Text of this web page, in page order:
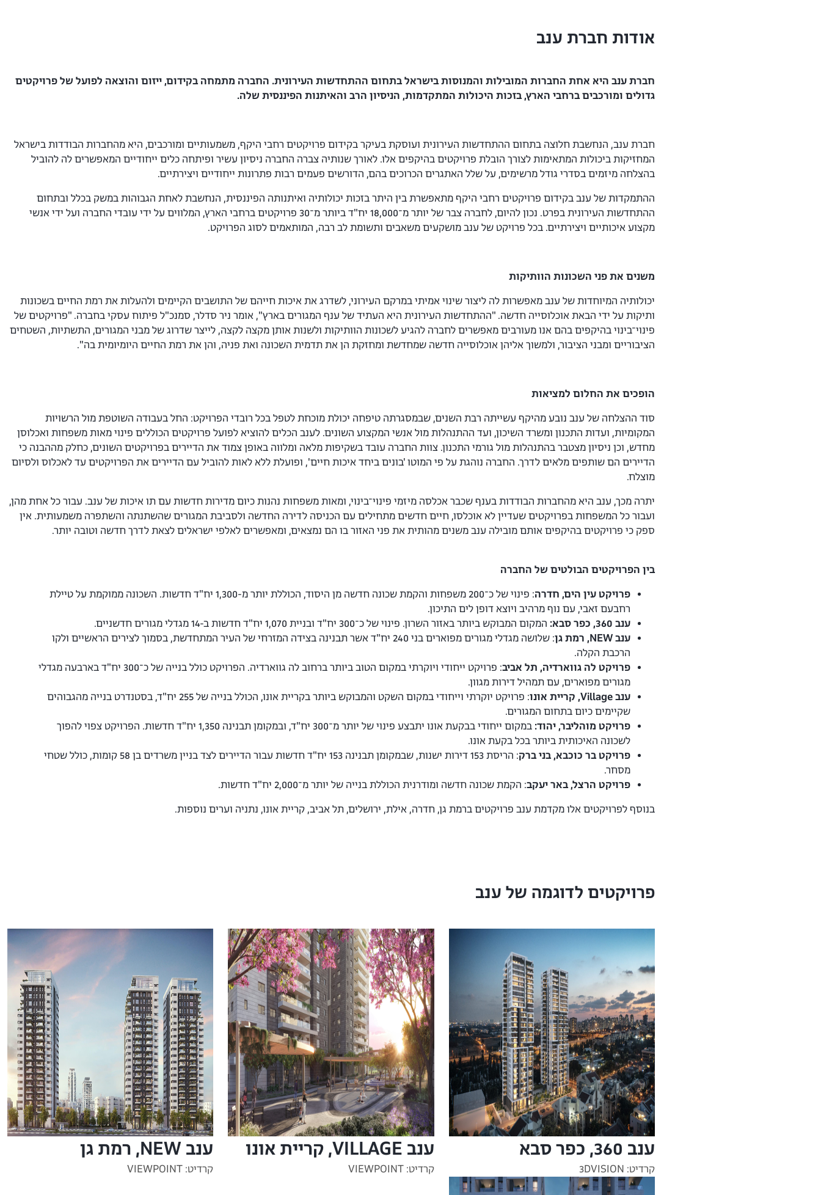
אודות חברת ענב
חברת ענב היא אחת החברות המובילות והמנוסות בישראל בתחום ההתחדשות העירונית. החברה מתמחה בקידום, ייזום והוצאה לפועל של פרויקטים
גדולים ומורכבים ברחבי הארץ, בזכות היכולות המתקדמות, הניסיון הרב והאיתנות הפיננסית שלה.
חברת ענב, הנחשבת חלוצה בתחום ההתחדשות העירונית ועוסקת בעיקר בקידום פרויקטים רחבי היקף, משמעותיים ומורכבים, היא מהחברות הבודדות בישראל
המחזיקות ביכולות המתאימות לצורך הובלת פרויקטים בהיקפים אלו. לאורך שנותיה צברה החברה ניסיון עשיר ופיתחה כלים ייחודיים המאפשרים לה להוביל
בהצלחה מיזמים בסדרי גודל מרשימים, על שלל האתגרים הכרוכים בהם, הדורשים פעמים רבות פתרונות ייחודיים ויצירתיים.
ההתמקדות של ענב בקידום פרויקטים רחבי היקף מתאפשרת בין היתר בזכות יכולותיה ואיתנותה הפיננסית, הנחשבת לאחת הגבוהות במשק בכלל ובתחום
ההתחדשות העירונית בפרט. נכון להיום, לחברה צבר של יותר מ־18,000 יח"ד ביותר מ־30 פרויקטים ברחבי הארץ, המלווים על ידי עובדי החברה ועל ידי אנשי
מקצוע איכותיים ויצירתיים. בכל פרויקט של ענב מושקעים משאבים ותשומת לב רבה, המותאמים לסוג הפרויקט.
משנים את פני השכונות הוותיקות
יכולותיה המיוחדות של ענב מאפשרות לה ליצור שינוי אמיתי במרקם העירוני, לשדרג את איכות חייהם של התושבים הקיימים ולהעלות את רמת החיים בשכונות
ותיקות על ידי הבאת אוכלוסייה חדשה. "ההתחדשות העירונית היא העתיד של ענף המגורים בארץ", אומר ניר סדלר, סמנכ"ל פיתוח עסקי בחברה. "פרויקטים של
פינוי־בינוי בהיקפים בהם אנו מעורבים מאפשרים לחברה להגיע לשכונות הוותיקות ולשנות אותן מקצה לקצה, לייצר שדרוג של מבני המגורים, התשתיות, השטחים
הציבוריים ומבני הציבור, ולמשוך אליהן אוכלוסייה חדשה שמחדשת ומחזקת הן את תדמית השכונה ואת פניה, והן את רמת החיים היומיומית בה".
הופכים את החלום למציאות
סוד ההצלחה של ענב נובע מהיקף עשייתה רבת השנים, שבמסגרתה טיפחה יכולת מוכחת לטפל בכל רובדי הפרויקט: החל בעבודה השוטפת מול הרשויות
המקומיות, ועדות התכנון ומשרד השיכון, ועד ההתנהלות מול אנשי המקצוע השונים. לענב הכלים להוציא לפועל פרויקטים הכוללים פינוי מאות משפחות ואכלוסן
מחדש, וכן ניסיון מצטבר בהתנהלות מול גורמי התכנון. צוות החברה עובד בשקיפות מלאה ומלווה באופן צמוד את הדיירים בפרויקטים השונים, כחלק מההבנה כי
הדיירים הם שותפים מלאים לדרך. החברה נוהגת על פי המוטו 'בונים ביחד איכות חיים', ופועלת ללא לאות להוביל עם הדיירים את הפרויקטים עד לאכלוס ולסיום
מוצלח.
יתרה מכך, ענב היא מהחברות הבודדות בענף שכבר אכלסה מיזמי פינוי־בינוי, ומאות משפחות נהנות כיום מדירות חדשות עם תו איכות של ענב. עבור כל אחת מהן,
ועבור כל המשפחות בפרויקטים שעדיין לא אוכלסו, חיים חדשים מתחילים עם הכניסה לדירה החדשה ולסביבת המגורים שהשתנתה והשתפרה משמעותית. אין
ספק כי פרויקטים בהיקפים אותם מובילה ענב משנים מהותית את פני האזור בו הם נמצאים, ומאפשרים לאלפי ישראלים לצאת לדרך חדשה וטובה יותר.
בין הפרויקטים הבולטים של החברה
פרויקט עין הים, חדרה
: פינוי של כ־200 משפחות והקמת שכונה חדשה מן היסוד, הכוללת יותר מ-1,300 יח"ד חדשות. השכונה ממוקמת על טיילת
רחבעם זאבי, עם נוף מרהיב ויוצא דופן לים התיכון.
ענב 360, כפר סבא:
המקום המבוקש ביותר באזור השרון. פינוי של כ־300 יח"ד ובניית 1,070 יח"ד חדשות ב-14 מגדלי מגורים חדשניים.
ענב NEW, רמת גן
: שלושה מגדלי מגורים מפוארים בני 240 יח"ד אשר תבנינה בצידה המזרחי של העיר המתחדשת, בסמוך לצירים הראשיים ולקו
הרכבת הקלה.
פרויקט לה גווארדיה, תל אביב
: פרויקט ייחודי ויוקרתי במקום הטוב ביותר ברחוב לה גווארדיה. הפרויקט כולל בנייה של כ־300 יח"ד בארבעה מגדלי
מגורים מפוארים, עם תמהיל דירות מגוון.
ענב Village, קריית אונו
: פרויקט יוקרתי וייחודי במקום השקט והמבוקש ביותר בקריית אונו, הכולל בנייה של 255 יח"ד, בסטנדרט בנייה מהגבוהים
שקיימים כיום בתחום המגורים.
פרויקט מוהליבר, יהוד:
במקום ייחודי בבקעת אונו יתבצע פינוי של יותר מ־300 יח"ד, ובמקומן תבנינה 1,350 יח"ד חדשות. הפרויקט צפוי להפוך
לשכונה האיכותית ביותר בכל בקעת אונו.
פרויקט בר כוכבא, בני ברק
: הריסת 153 דירות ישנות, שבמקומן תבנינה 153 יח"ד חדשות עבור הדיירים לצד בניין משרדים בן 58 קומות, כולל שטחי
מסחר.
פרויקט הרצל, באר יעקב: הקמת שכונה חדשה ומודרנית הכוללת בנייה של יותר מ־2,000 יח"ד חדשות.
בנוסף לפרויקטים אלו מקדמת ענב פרויקטים ברמת גן, חדרה, אילת, ירושלים, תל אביב, קריית אונו, נתניה וערים נוספות.
פרויקטים לדוגמה של ענב
ענב 360, כפר סבא
קרדיט: 3DVISION
ענב VILLAGE, קריית אונו
קרדיט: VIEWPOINT
ענב NEW, רמת גן
קרדיט: VIEWPOINT